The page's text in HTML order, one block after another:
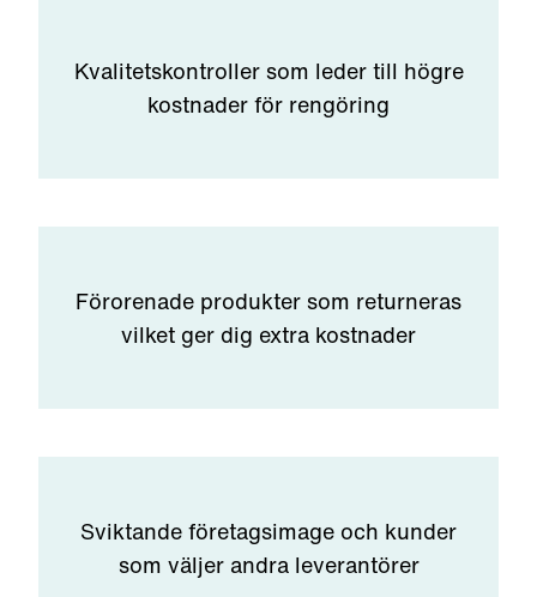
Kvalitetskontroller som leder till högre
kostnader för rengöring
Förorenade produkter som returneras
vilket ger dig extra kostnader
Sviktande företagsimage och kunder
som väljer andra leverantörer